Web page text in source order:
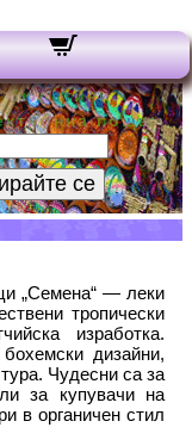
бюлетини:
поща:
се
„Семена“ — леки
тропически
изработка.
дизайни,
Чудесни са за
за купувачи на
в органичен стил